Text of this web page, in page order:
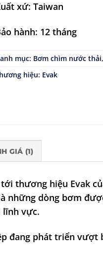
xứ: Taiwan
hành: 12 tháng
mục: Bơm chìm nước thải,
hiệu: Evak
GIÁ (1)
thương hiệu Evak
những dòng bơm
vực.
đang phát triển